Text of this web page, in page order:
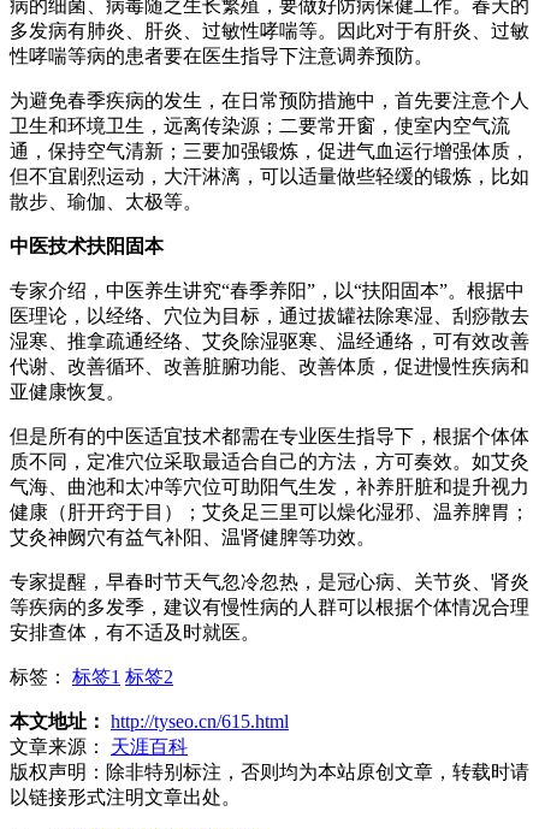
病的细菌、病毒随之生长繁殖，要做好防病保健工作。春天的
多发病有肺炎、肝炎、过敏性哮喘等。因此对于有肝炎、过敏
性哮喘等病的患者要在医生指导下注意调养预防。
为避免春季疾病的发生，在日常预防措施中，首先要注意个人
卫生和环境卫生，远离传染源；二要常开窗，使室内空气流
通，保持空气清新；三要加强锻炼，促进气血运行增强体质，
但不宜剧烈运动，大汗淋漓，可以适量做些轻缓的锻炼，比如
散步、瑜伽、太极等。
中医技术扶阳固本
专家介绍，中医养生讲究“春季养阳”，以“扶阳固本”。根据中
医理论，以经络、穴位为目标，通过拔罐祛除寒湿、刮痧散去
湿寒、推拿疏通经络、艾灸除湿驱寒、温经通络，可有效改善
代谢、改善循环、改善脏腑功能、改善体质，促进慢性疾病和
亚健康恢复。
但是所有的中医适宜技术都需在专业医生指导下，根据个体体
质不同，定准穴位采取最适合自己的方法，方可奏效。如艾灸
气海、曲池和太冲等穴位可助阳气生发，补养肝脏和提升视力
健康（肝开窍于目）；艾灸足三里可以燥化湿邪、温养脾胃；
艾灸神阙穴有益气补阳、温肾健脾等功效。
专家提醒，早春时节天气忽冷忽热，是冠心病、关节炎、肾炎
等疾病的多发季，建议有慢性病的人群可以根据个体情况合理
安排查体，有不适及时就医。
标签： 标签1 标签2
本文地址： http://tyseo.cn/615.html
文章来源：
天涯百科
版权声明： 除非特别标注，否则均为本站原创文章，转载时请
以链接形式注明文章出处。